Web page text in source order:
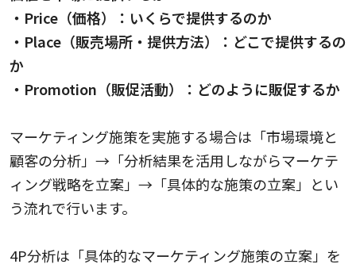
・Price（価格）：いくらで提供するのか
・Place（販売場所・提供方法）：どこで提供するの
か
・Promotion（販促活動）：どのように販促するか
マーケティング施策を実施する場合は「市場環境と
顧客の分析」→「分析結果を活用しながらマーケテ
ィング戦略を立案」→「具体的な施策の立案」とい
う流れで行います。
4P分析は「具体的なマーケティング施策の立案」を